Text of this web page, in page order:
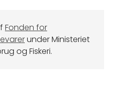
Fonden for
under Ministeriet
og Fiskeri.